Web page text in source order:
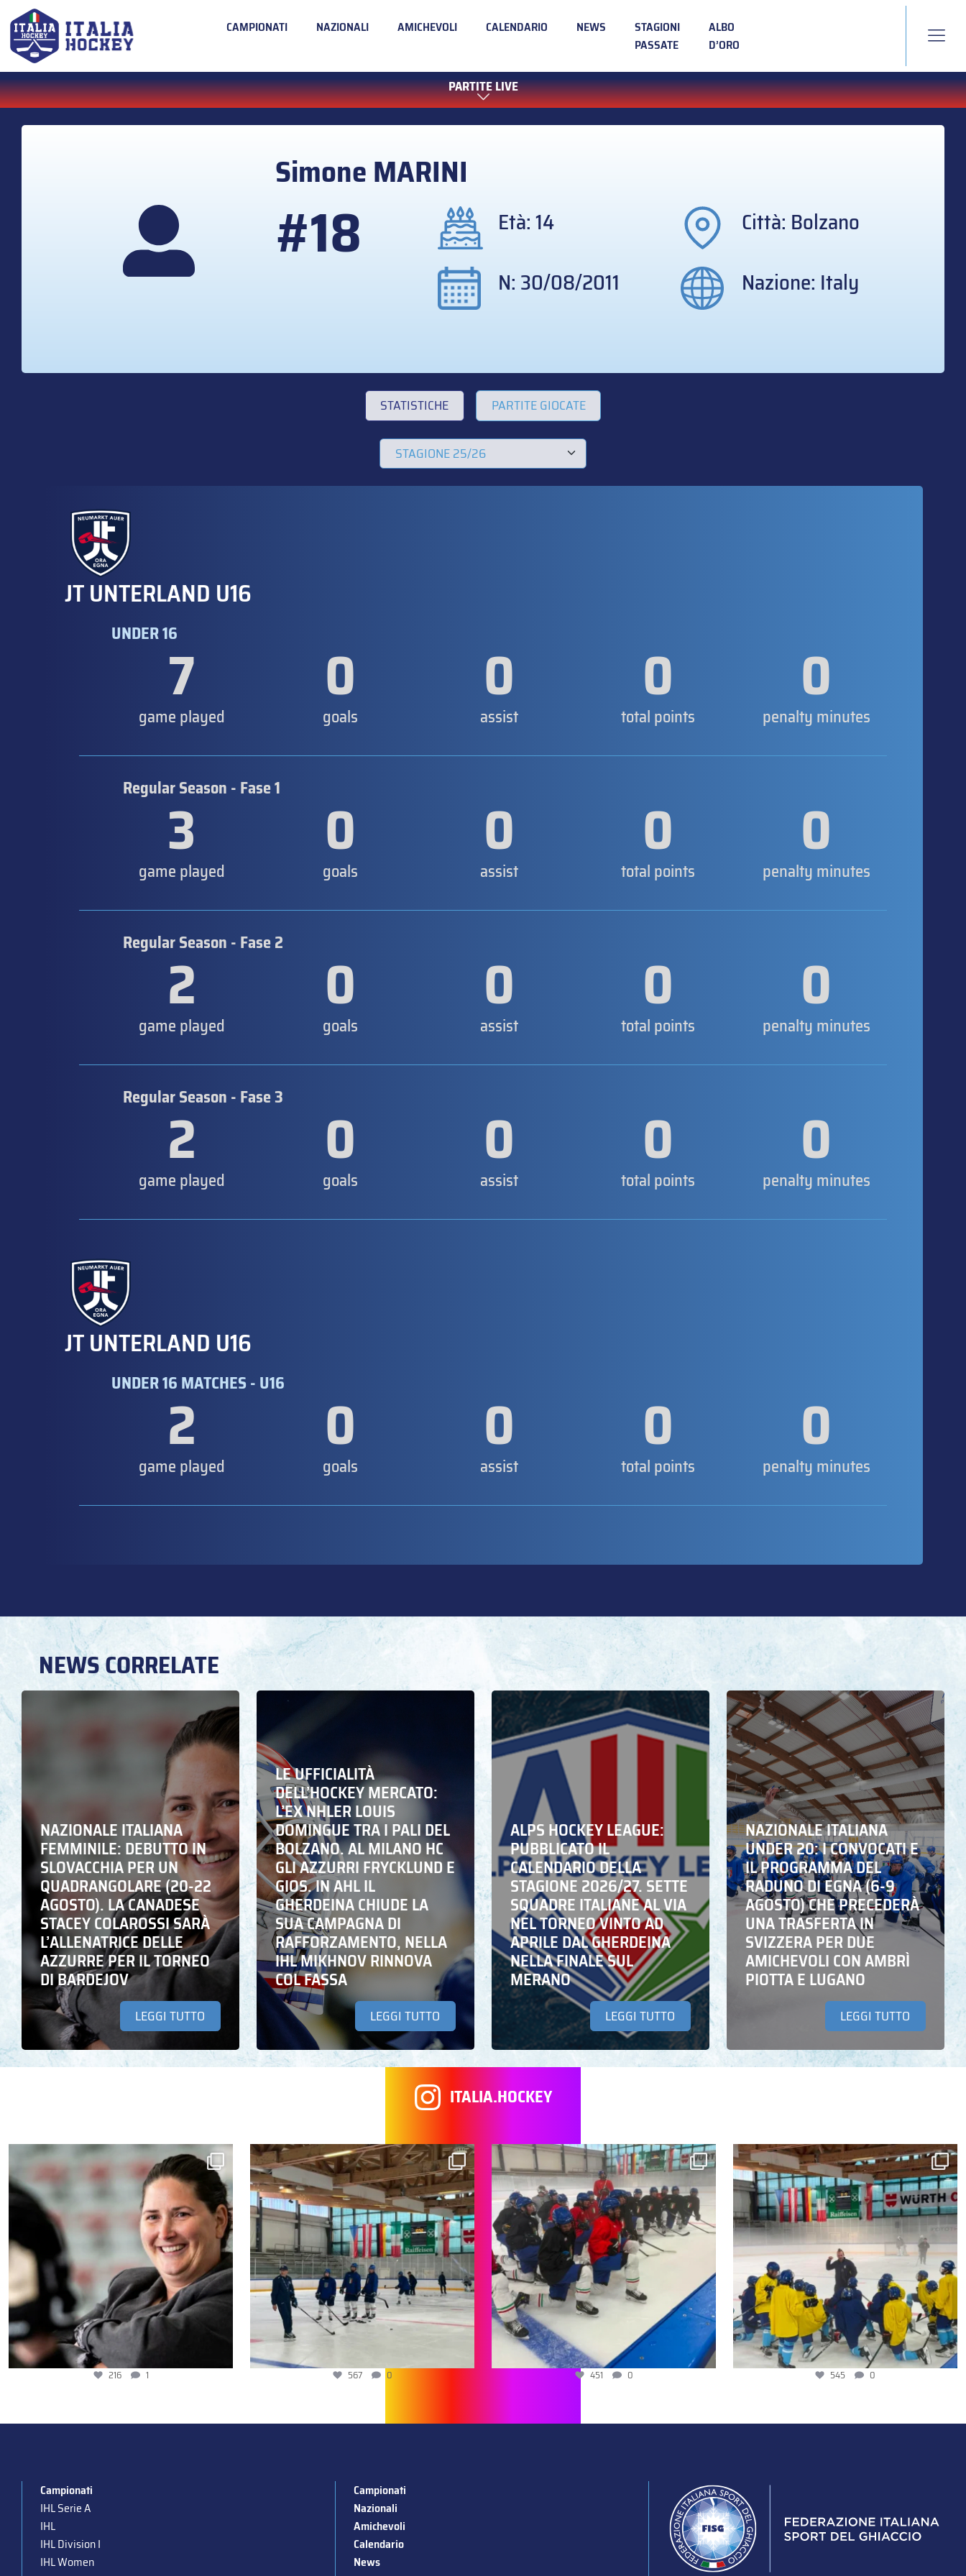
CAMPIONATI NAZIONALI AMICHEVOLI CALENDARIO NEWS
STAGIONI
PASSATE
ALBO
D’ORO
PARTITE LIVE
SimoneMARINI
#18 Età: 14
Città: Bolzano
N: 30/08/2011
Nazione: Italy
STATISTICHE PARTITE GIOCATE
JT UNTERLAND U16
UNDER 167
game played 0
goals 0
assist 0
total points 0
penalty minutes
Regular Season - Fase 1
3
game played 0
goals 0
assist 0
total points 0
penalty minutes
Regular Season - Fase 2
2
game played 0
goals 0
assist 0
total points 0
penalty minutes
Regular Season - Fase 3
2
game played 0
goals 0
assist 0
total points 0
penalty minutes
JT UNTERLAND U16
UNDER 16 MATCHES - U16
2
game played 0
goals 0
assist 0
total points 0
penalty minutes
NEWS CORRELATE
NAZIONALE ITALIANA
FEMMINILE: DEBUTTO IN
SLOVACCHIA PER UN
QUADRANGOLARE (20-22
AGOSTO). LA CANADESE
STACEY COLAROSSI SARÀ
L’ALLENATRICE DELLE
AZZURRE PER IL TORNEO
DI BARDEJOV
LEGGI TUTTO
LE UFFICIALITÀ
DELL’HOCKEY MERCATO:
L’EX NHLER LOUIS
DOMINGUE TRA I PALI DEL
BOLZANO. AL MILANO HC
GLI AZZURRI FRYCKLUND E
GIOS. IN AHL IL
GHERDEINA CHIUDE LA
SUA CAMPAGNA DI
RAFFORZAMENTO, NELLA
IHL MIKHNOV RINNOVA
COL FASSA
LEGGI TUTTO
ALPS HOCKEY LEAGUE:
PUBBLICATO IL
CALENDARIO DELLA
STAGIONE 2026/27. SETTE
SQUADRE ITALIANE AL VIA
NEL TORNEO VINTO AD
APRILE DAL GHERDEINA
NELLA FINALE SUL
MERANO
LEGGI TUTTO
NAZIONALE ITALIANA
UNDER 20: I CONVOCATI E
IL PROGRAMMA DEL
RADUNO DI EGNA (6-9
AGOSTO) CHE PRECEDERÀ
UNA TRASFERTA IN
SVIZZERA PER DUE
AMICHEVOLI CON AMBRÌ
PIOTTA E LUGANO
LEGGI TUTTO
ITALIA.HOCKEY
216 1 567 0 451 0 545 0
Campionati
IHL Serie A
IHL
IHL Division I
IHL Women
Campionati
Nazionali
Amichevoli
Calendario
News